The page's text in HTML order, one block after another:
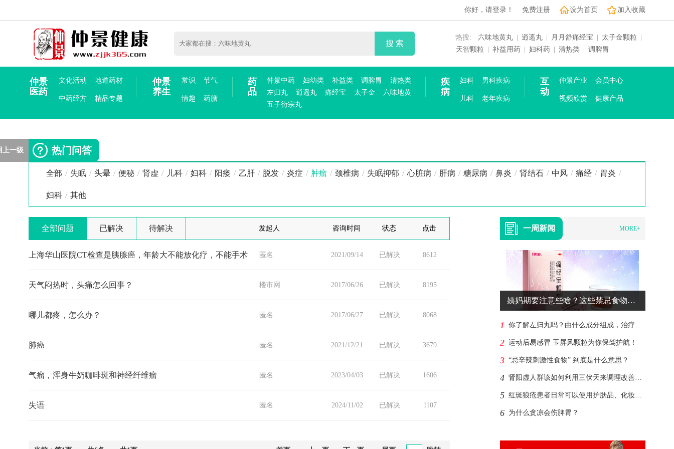
你好，请登录！ 免费注册 设为首页 加入收藏
搜 索
热搜: 六味地黄丸 逍遥丸 月月舒痛经宝 太子金颗粒
天智颗粒
补益用药 妇科药 清热类 调脾胃
仲景
医药
文化活动 地道药材
中药经方 精品专题
仲景
养生
常识 节气
情趣 药膳
药
品
仲景中药 妇幼类 补益类 调脾胃
清热类
左归丸
逍遥丸 痛经宝 太子金
六味地黄
五子衍宗丸
疾
病
妇科 男科疾病
儿科 老年疾病
互
动
仲景产业 会员中心
视频欣赏 健康产品
热门问答
上一级
全部 / 失眠 / 头晕 / 便秘 / 肾虚 / 儿科 / 妇科 / 阳痿 / 乙肝 / 脱发 / 炎症 / 肿瘤 / 颈椎病 / 失眠抑郁 / 心脏病 / 肝病 / 糖尿病 / 鼻炎 / 肾结石 / 中风 / 痛经 / 胃炎 /
妇科 / 其他
全部问题 已解决 待解决 发起人 咨询时间 状态 点击
上海华山医院CT检查是胰腺癌，年龄大不能放化疗，不能手术 匿名 2021/09/14 已解决 8612
天气闷热时，头痛怎么回事？ 楼市网 2017/06/26 已解决 8195
哪儿都疼，怎么办？ 匿名 2017/06/27 已解决 8068
肺癌 匿名 2021/12/21 已解决 3679
气瘤，浑身牛奶咖啡斑和神经纤维瘤 匿名 2023/04/03 已解决 1606
失语 匿名 2024/11/02 已解决 1107
一周新闻 MORE+
姨妈期要注意些啥？这些禁忌食物尽量避免食用！
1 你了解左归丸吗？由什么成分组成，治疗肾阴虚？
2 运动后易感冒 玉屏风颗粒为你保驾护航！
3 “忌辛辣刺激性食物” 到底是什么意思？
4 肾阳虚人群该如何利用三伏天来调理改善呢？
5 红斑狼疮患者日常可以使用护肤品、化妆品吗?
6 为什么贪凉会伤脾胃？